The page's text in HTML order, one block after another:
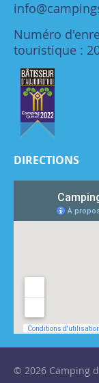
Numéro
touristique :
DIRECTIONS
© 2026 Camping